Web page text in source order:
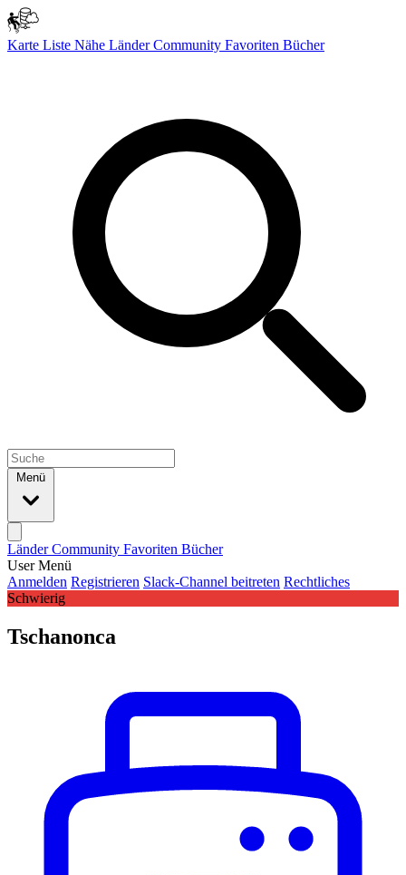
Karte Liste Nähe LänderCommunity Favoriten Bücher
Menü
LänderCommunity Favoriten Bücher
User Menü
Anmelden Registrieren Slack-Channel beitreten Rechtliches
Schwierig
Tschanonca